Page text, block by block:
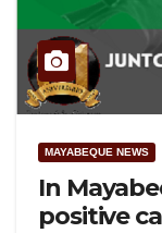
MAYABEQUE NEWS
In
positive